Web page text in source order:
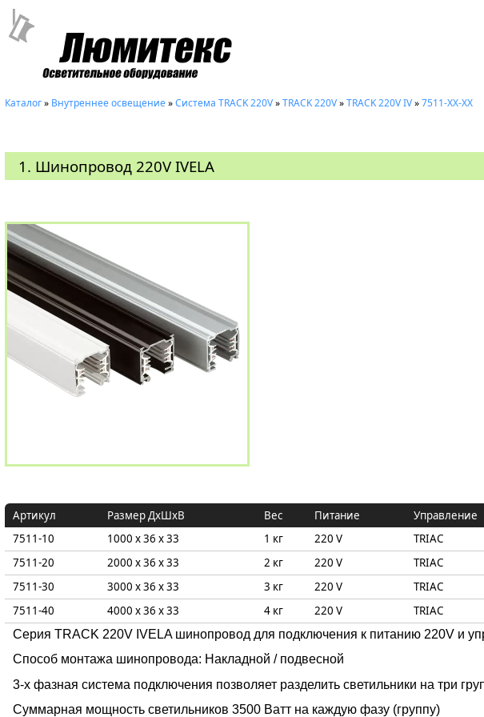
Каталог» Внутреннее освещение»Система ТRACK 220V»TRACK 220V»TRACK 220V IV»7511-XX-XX
1. Шинопровод 220V IVELA
Артикул Размер ДxШxВ Вес Питание Управление
7511-10
1000 x 36 x 33 1 кг 220 V TRIAC
7511-20
2000 x 36 x 33 2 кг 220 V TRIAC
7511-30
3000 x 36 x 33 3 кг 220 V TRIAC
7511-40
4000 x 36 x 33 4 кг 220 V TRIAC
Серия TRACK 220V IVELA шинопровод для подключения к питанию 220V и
Способ монтажа шинопровода: Накладной / подвесной
3-х фазная система подключения позволяет разделить светильники на три
Суммарная мощность светильников 3500 Ватт на каждую фазу (группу)